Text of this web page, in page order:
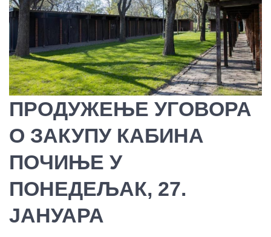
ПРОДУЖЕЊЕ УГОВОРА
О ЗАКУПУ КАБИНА
ПОЧИЊЕ У
ПОНЕДЕЉАК, 27.
ЈАНУАРА